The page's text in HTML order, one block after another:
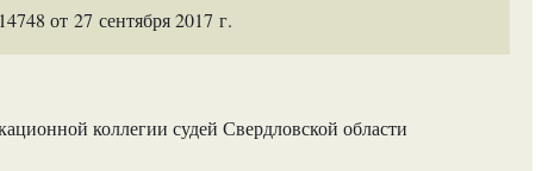
от 27 сентября 2017 г.
коллегии судей Свердловской области